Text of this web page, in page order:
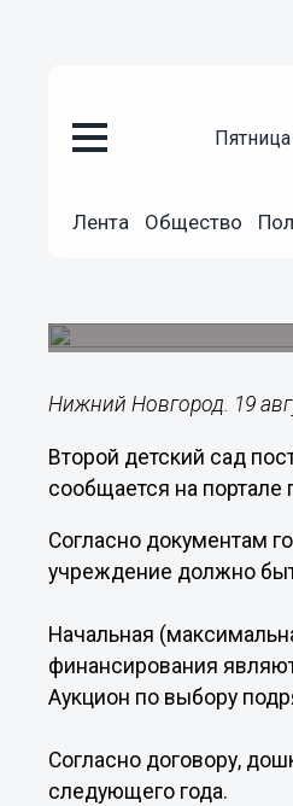
Лента Общество
19.08.202021:47
Нижний Новгород. 19
Второй детский сад
сообщается на портале
Согласно документам
учреждение должно
Начальная
финансирования
Аукцион по выбору
Согласно договору,
следующего года.